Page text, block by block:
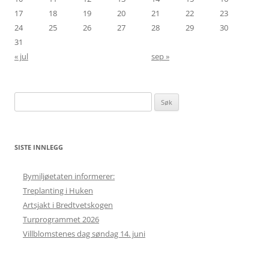
17
18 19 20 21 22
23
24
25 26 27 28 29
30
31
« jul
sep »
etter:
SISTE INNLEGG
Bymiljøetaten informerer:
Treplanting i Huken
Artsjakt i Bredtvetskogen
Turprogrammet 2026
Villblomstenes dag søndag 14. juni